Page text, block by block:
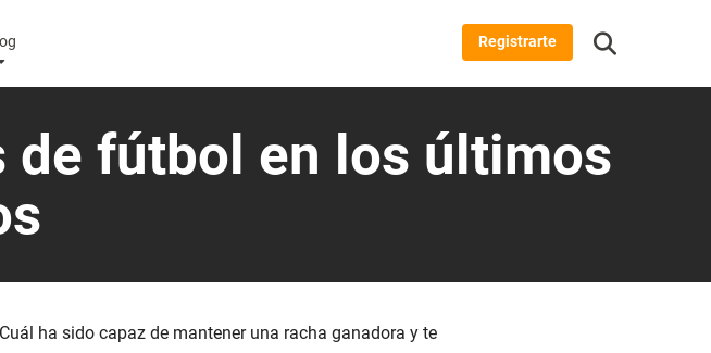
Registrarte
de fútbol en los últimos
ha sido capaz de mantener una racha ganadora y te